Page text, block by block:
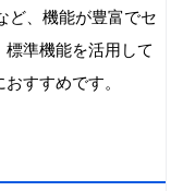
ど、機能が豊富でセ
準機能を活用して
すすめです。